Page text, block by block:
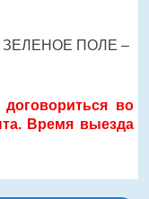
ЗЕЛЕНОЕ ПОЛЕ –
во
Время выезда